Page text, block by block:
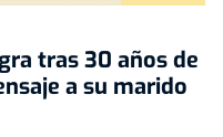
tras 30 años de
a su marido